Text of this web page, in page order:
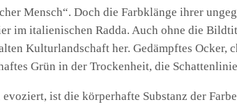
Mensch“. Doch die Farbklänge ihrer
im italienischen Radda. Auch ohne die
Kulturlandschaft her. Gedämpftes Ocker,
Grün in der Trockenheit, die
ist die körperhafte Substanz der